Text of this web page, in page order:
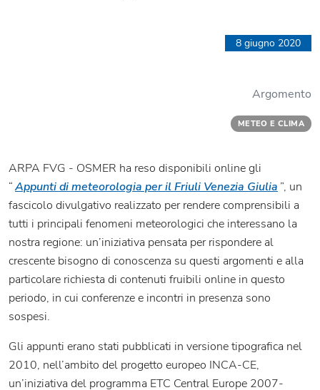
8 giugno 2020
Argomento
METEO E CLIMA
ARPA FVG - OSMER ha reso disponibili online gli
“Appunti di meteorologia per il Friuli Venezia Giulia ”, un
fascicolo divulgativo realizzato per rendere comprensibili a
tutti i principali fenomeni meteorologici che interessano la
nostra regione: un’iniziativa pensata per rispondere al
crescente bisogno di conoscenza su questi argomenti e alla
particolare richiesta di contenuti fruibili online in questo
periodo, in cui conferenze e incontri in presenza sono
sospesi.
Gli appunti erano stati pubblicati in versione tipografica nel
2010, nell’ambito del progetto europeo INCA-CE,
un’iniziativa del programma ETC Central Europe 2007-